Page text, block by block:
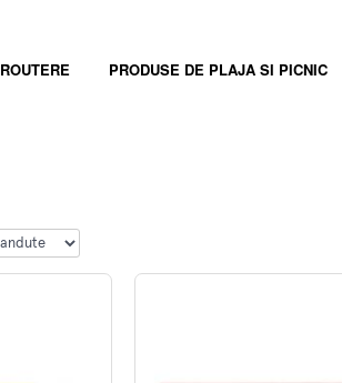
ROUTERE PRODUSE DE PLAJA SI PICNIC